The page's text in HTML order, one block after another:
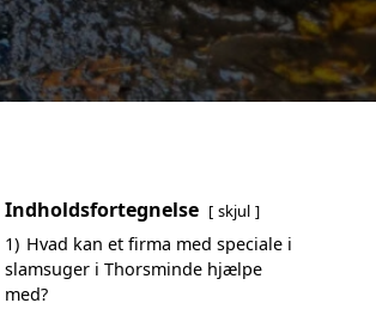
Indholdsfortegnelse skjul
1) Hvad kan et firma med speciale i
slamsuger i Thorsminde hjælpe
med?